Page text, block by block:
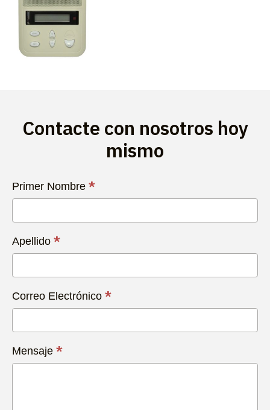
Contacte con nosotros hoy
mismo
Contacta
con
Hoy
Primer Nombre *
Apellido *
Correo Electrónico *
Mensaje *